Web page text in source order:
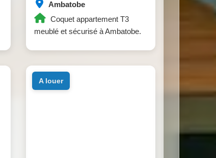
Ambatobe
Coquet appartement T3
meublé et sécurisé à Ambatobe.
a louer